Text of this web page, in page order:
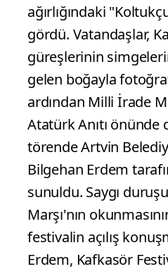
ağırlığındaki
gördü. Vatandaşlar,
güreşlerinin
gelen boğayla
ardından Milli İrade
Atatürk Anıtı önünde
törende Artvin
Bilgehan Erdem
sunuldu. Saygı
Marşı'nın
festivalin açılış
Erdem, Kafkasör